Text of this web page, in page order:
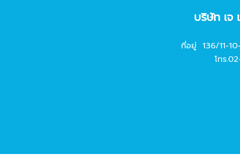
บริษัท เจ
ที่อยู่ 136/11-
โทร.